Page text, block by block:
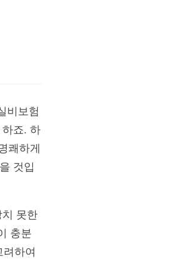
비보험
죠. 하
쾌하게
것입
못한
충분
하여